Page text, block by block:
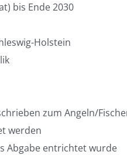
bis Ende 2030
Holstein
zum Angeln/
werden
Abgabe entrichtet wurde